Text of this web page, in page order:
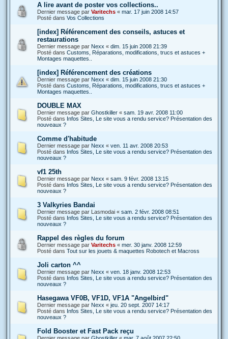
A lire avant de poster vos collections..
Dernier message par Varitechs « mar. 17 juin 2008 14:57
Posté dans Vos Collections
[index] Référencement des conseils, astuces et
restaurations
Dernier message par Nexx « dim. 15 juin 2008 21:39
Posté dans Customs, Réparations, modifications, trucs et astuces +
Montages maquettes..
[index] Référencement des créations
Dernier message par Nexx « dim. 15 juin 2008 21:30
Posté dans Customs, Réparations, modifications, trucs et astuces +
Montages maquettes..
DOUBLE MAX
Dernier message par Ghostkiller « sam. 19 avr. 2008 11:00
Posté dans Infos Sites, Le site vous a rendu service? Présentation des
nouveaux ?
Comme d'habitude
Dernier message par Nexx « ven. 11 avr. 2008 20:53
Posté dans Infos Sites, Le site vous a rendu service? Présentation des
nouveaux ?
vf1 25th
Dernier message par Nexx « sam. 9 févr. 2008 13:15
Posté dans Infos Sites, Le site vous a rendu service? Présentation des
nouveaux ?
3 Valkyries Bandai
Dernier message par Lasmodai « sam. 2 févr. 2008 08:51
Posté dans Infos Sites, Le site vous a rendu service? Présentation des
nouveaux ?
Rappel des règles du forum
Dernier message par Varitechs « mer. 30 janv. 2008 12:59
Posté dans Tout sur les jouets & maquettes Robotech et Macross
Joli carton ^^
Dernier message par Nexx « ven. 18 janv. 2008 12:53
Posté dans Infos Sites, Le site vous a rendu service? Présentation des
nouveaux ?
Hasegawa VF0B, VF1D, VF1A "Angelbird"
Dernier message par Nexx « jeu. 20 sept. 2007 14:17
Posté dans Infos Sites, Le site vous a rendu service? Présentation des
nouveaux ?
Fold Booster et Fast Pack reçu
Dernier message par Ghostkiller « mar. 7 août 2007 22:50